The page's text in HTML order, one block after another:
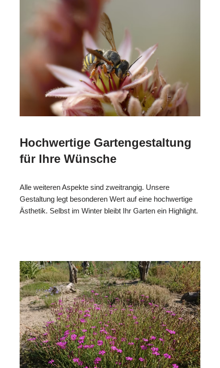
Hochwertige Gartengestaltung
für Ihre Wünsche
Alle weiteren Aspekte sind zweitrangig. Unsere
Gestaltung legt besonderen Wert auf eine hochwertige
Ästhetik. Selbst im Winter bleibt Ihr Garten ein Highlight.